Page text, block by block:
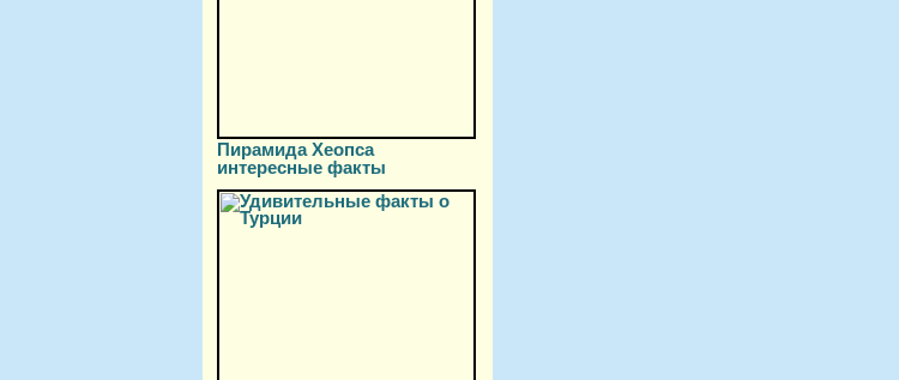
Пирамида Хеопса
интересные факты